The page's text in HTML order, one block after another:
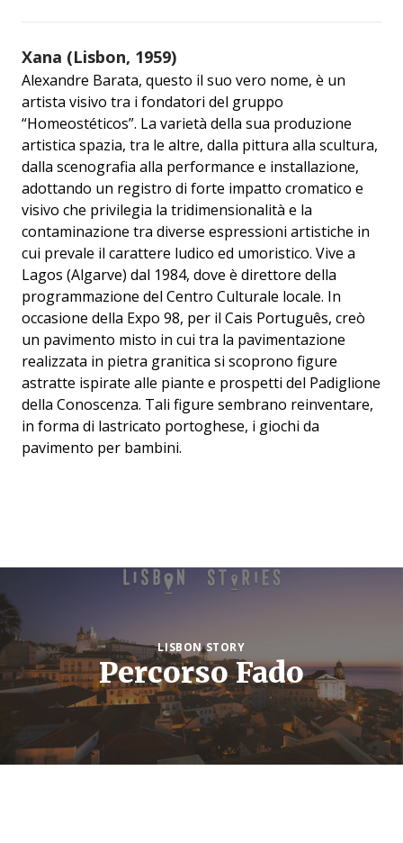
Xana (Lisbon, 1959)
Alexandre Barata, questo il suo vero nome, è un
artista visivo tra i fondatori del gruppo
“Homeostéticos”. La varietà della sua produzione
artistica spazia, tra le altre, dalla pittura alla scultura,
dalla scenografia alla performance e installazione,
adottando un registro di forte impatto cromatico e
visivo che privilegia la tridimensionalità e la
contaminazione tra diverse espressioni artistiche in
cui prevale il carattere ludico ed umoristico. Vive a
Lagos (Algarve) dal 1984, dove è direttore della
programmazione del Centro Culturale locale. In
occasione della Expo 98, per il Cais Português, creò
un pavimento misto in cui tra la pavimentazione
realizzata in pietra granitica si scoprono figure
astratte ispirate alle piante e prospetti del Padiglione
della Conoscenza. Tali figure sembrano reinventare,
in forma di lastricato portoghese, i giochi da
pavimento per bambini.
LISBON STORY
Percorso Fado